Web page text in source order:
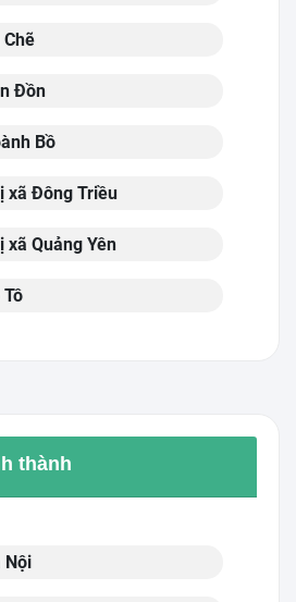
Đồn
Bồ
xã Đông Triều
xã Quảng Yên
thành
Nội